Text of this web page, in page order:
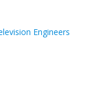
Engineers